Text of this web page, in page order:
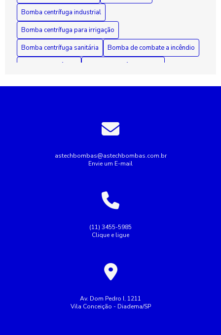
Bomba centrífuga industrial
Bomba centrífuga para irrigação
Bomba centrífuga sanitária
Bomba de combate a incêndio
Bombas submersas
Conserto de bomba submersa
Conserto de bombas
Empresa de rebobinagem de motores
Empresa de tubulação hidráulica
Empresa montagem de painel elétrico
Fazer Manutenção de bombas de recalque
Instalação de bombas
astechbombas@astechbombas.com.br
Envie um E-mail
(11) 3455-5985
Clique e ligue
Av. Dom Pedro I, 1211
Vila Conceição - Diadema/SP